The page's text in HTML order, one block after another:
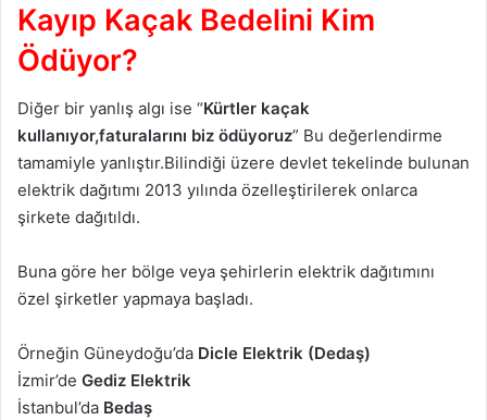
Kayıp Kaçak Bedelini Kim
Ödüyor?
Diğer bir yanlış algı ise “Kürtler kaçak
kullanıyor,faturalarını biz ödüyoruz” Bu değerlendirme
tamamiyle yanlıştır.Bilindiği üzere devlet tekelinde bulunan
elektrik dağıtımı 2013 yılında özelleştirilerek onlarca
şirkete dağıtıldı.
Buna göre her bölge veya şehirlerin elektrik dağıtımını
özel şirketler yapmaya başladı.
Örneğin Güneydoğu’da Dicle Elektrik (Dedaş)
İzmir’de Gediz Elektrik
İstanbul’da Bedaş